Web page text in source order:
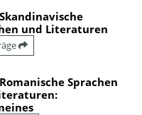
und Literaturen
Sprachen